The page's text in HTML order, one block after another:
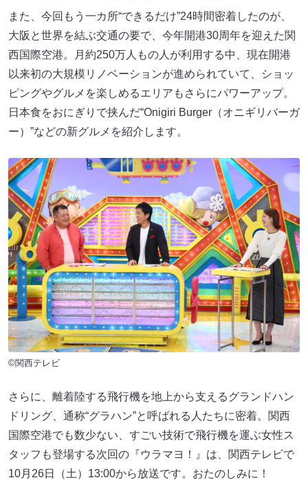
また、今回もう一カ所“できるだけ”24時間密着したのが、
大阪と世界を結ぶ交通の要で、今年開港30周年を迎えた関
西国際空港。月約250万人もの人が利用する中、現在開港
以来初の大規模リノベーションが進められていて、ショッ
ピングやグルメを楽しめるエリアもさらにパワーアップ。
日本食をおにぎりで挟んだ“Onigiri Burger（オニギリバーガ
ー）”などの新グルメを紹介します。
©関西テレビ
さらに、離着陸する飛行機を地上から支えるグランドハン
ドリング、通称“グラハン”と呼ばれる人たちに密着。関西
国際空港でも数少ない、すごい技術で飛行機を運ぶ女性ス
タッフも登場する次回の『ウラマヨ！』は、関西テレビで
10月26日（土）13:00から放送です。おたのしみに！